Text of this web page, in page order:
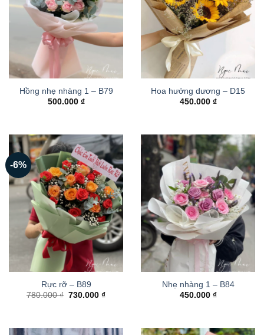
Hồng nhẹ nhàng 1 – B79
500.000 ₫
Hoa hướng dương – D15
450.000 ₫
-6%
Rực rỡ – B89
780.000₫ Giá
730.000₫Giá
Nhẹ nhàng 1 – B84
450.000 ₫